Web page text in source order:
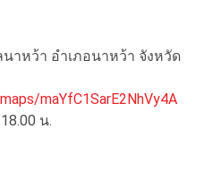
าหว้า อำเภอนาหว้า จังหวัด
maYfC1SarE2NhVy4A
น.